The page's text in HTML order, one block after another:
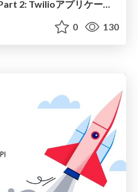
Twilio Liftoff for Japan Part 2: Twilioアプリケーションの開発 / Twilio Liftoff Japan Part 2: Twilio App Development
0 130